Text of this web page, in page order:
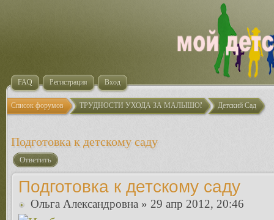
FAQ Регистрация Вход
Список форумов ТРУДНОСТИ УХОДА ЗА МАЛЫШОМ Детский Сад
Подготовка к детскому саду
Ответить
Подготовка к детскому саду
Ольга Александровна » 29 апр 2012, 20:46